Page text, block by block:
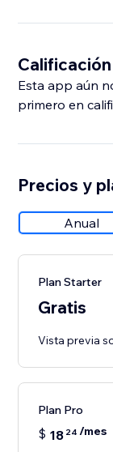
Esta app aún
primero en
Precios y
Anual
Plan Starter
Gratis
Vista previa
Plan Pro
$ 18 24 /mes